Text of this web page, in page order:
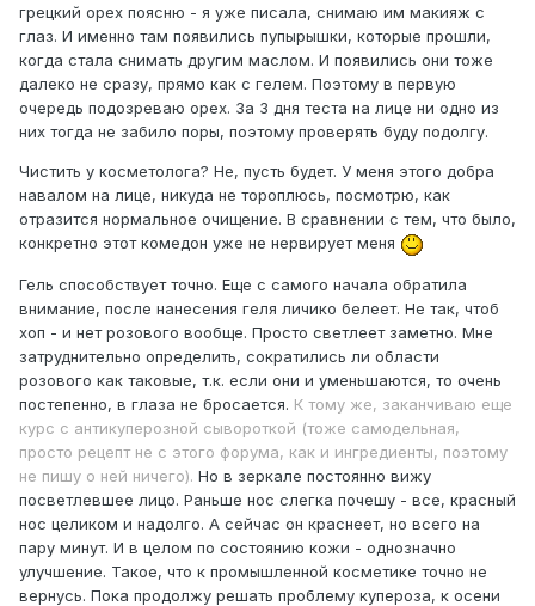
грецкий орех поясню - я уже писала, снимаю им макияж с
глаз. И именно там появились пупырышки, которые прошли,
когда стала снимать другим маслом. И появились они тоже
далеко не сразу, прямо как с гелем. Поэтому в первую
очередь подозреваю орех. За 3 дня теста на лице ни одно из
них тогда не забило поры, поэтому проверять буду подолгу.
Чистить у косметолога? Не, пусть будет. У меня этого добра
навалом на лице, никуда не тороплюсь, посмотрю, как
отразится нормальное очищение. В сравнении с тем, что было,
конкретно этот комедон уже не нервирует меня
Гель способствует точно. Еще с самого начала обратила
внимание, после нанесения геля личико белеет. Не так, чтоб
хоп - и нет розового вообще. Просто светлеет заметно. Мне
затруднительно определить, сократились ли области
розового как таковые, т.к. если они и уменьшаются, то очень
постепенно, в глаза не бросается. К тому же, заканчиваю еще
курс с антикуперозной сывороткой (тоже самодельная,
просто рецепт не с этого форума, как и ингредиенты, поэтому
не пишу о ней ничего). Но в зеркале постоянно вижу
посветлевшее лицо. Раньше нос слегка почешу - все, красный
нос целиком и надолго. А сейчас он краснеет, но всего на
пару минут. И в целом по состоянию кожи - однозначно
улучшение. Такое, что к промышленной косметике точно не
вернусь. Пока продолжу решать проблему купероза, к осени